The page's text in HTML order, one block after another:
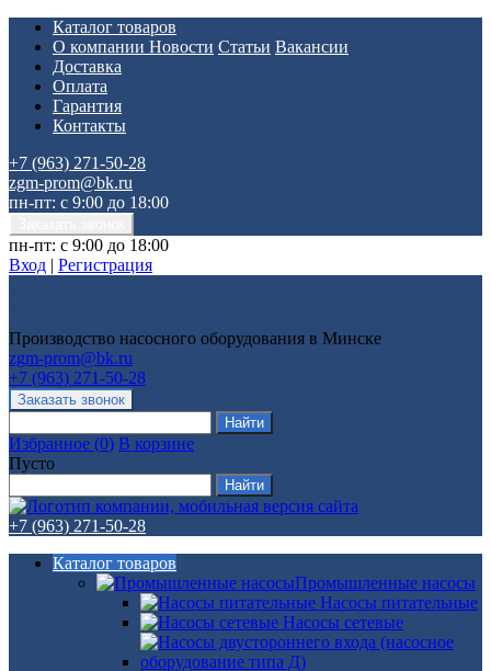
Каталог товаров
О компании Новости Статьи Вакансии
Доставка
Оплата
Гарантия
Контакты
+7 (963) 271-50-28
zgm-prom@bk.ru
пн-пт: с 9:00 до 18:00
пн-пт: с 9:00 до 18:00
Вход | Регистрация
Производство насосного оборудования в Минске
zgm-prom@bk.ru
+7 (963) 271-50-28
Избранное (0) В корзине
Пусто
+7 (963) 271-50-28
Каталог товаров
Промышленные насосы
Насосы питательные
Насосы сетевые